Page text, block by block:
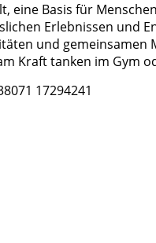
eine Basis für
Erlebnissen und
und gemeinsamen
Kraft tanken im Gym